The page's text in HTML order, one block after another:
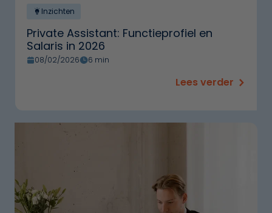
Inzichten
Private Assistant: Functieprofiel en
Salaris in 2026
08/02/2026 6 min
Lees verder